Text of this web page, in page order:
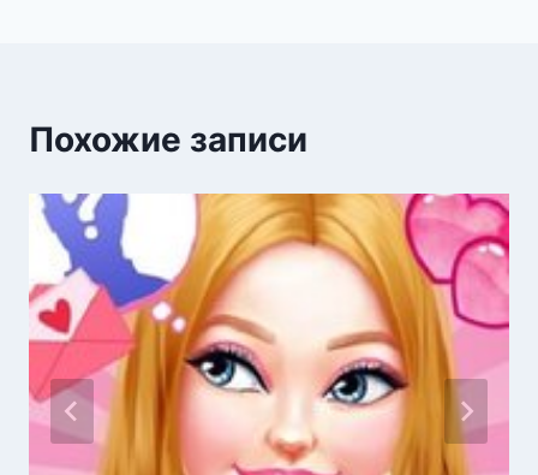
Похожие записи